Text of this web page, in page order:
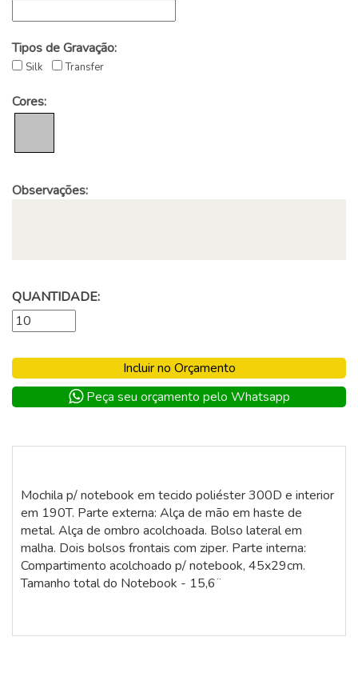
Tipos de Gravação:
Silk Transfer
Cores:
Observações:
QUANTIDADE:
Incluir no Orçamento
Peça seu orçamento pelo Whatsapp
Mochila p/ notebook em tecido poliéster 300D e interior
em 190T. Parte externa: Alça de mão em haste de
metal. Alça de ombro acolchoada. Bolso lateral em
malha. Dois bolsos frontais com ziper. Parte interna:
Compartimento acolchoado p/ notebook, 45x29cm.
Tamanho total do Notebook - 15,6¨